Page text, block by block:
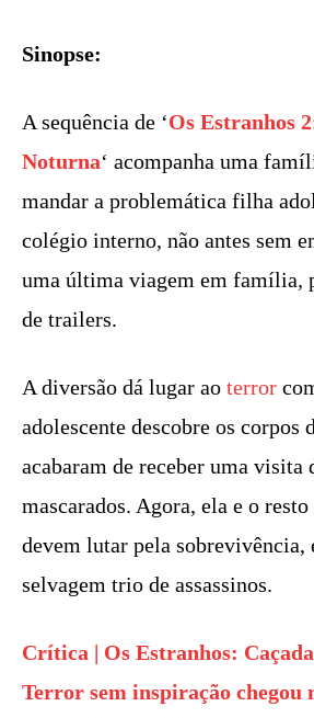
Sinopse:
A sequência de ‘Os Estranhos 2
Noturna‘ acompanha uma
mandar a problemática filha
colégio interno, não antes sem
uma última viagem em família,
de trailers.
A diversão dá lugar ao terror
adolescente descobre os corpos
acabaram de receber uma visita
mascarados. Agora, ela e o
devem lutar pela sobrevivência,
selvagem trio de assassinos.
Crítica | Os Estranhos:
Terror sem inspiração chegou